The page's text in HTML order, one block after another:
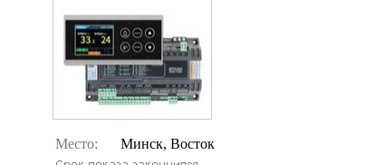
Место: Минск, Восток